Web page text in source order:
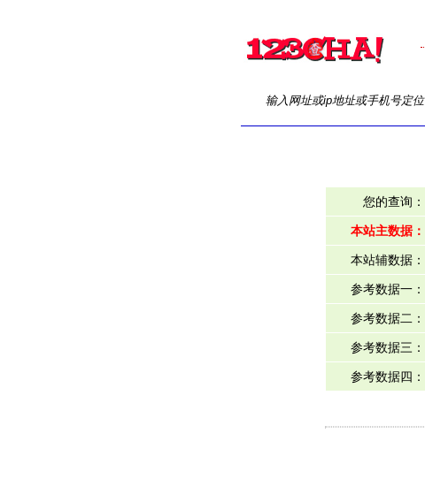
输入网址或ip地址或手机号定位
您的查询：
本站主数据：
本站辅数据：
参考数据一：
参考数据二：
参考数据三：
参考数据四：